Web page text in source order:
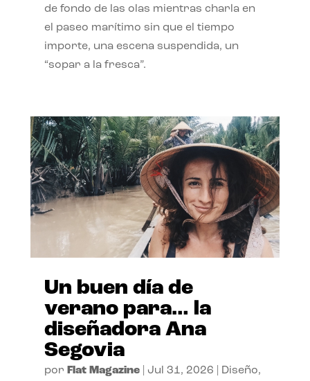
de fondo de las olas mientras charla en
el paseo marítimo sin que el tiempo
importe, una escena suspendida, un
“sopar a la fresca”.
Un buen día de
verano para… la
diseñadora Ana
Segovia
por Flat Magazine| Jul 31, 2026 Diseño,